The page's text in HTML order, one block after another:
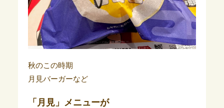
秋のこの時期
月見バーガーなど
「月見」メニューが